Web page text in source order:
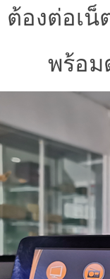
ต้องต่อเน็
พร้อ